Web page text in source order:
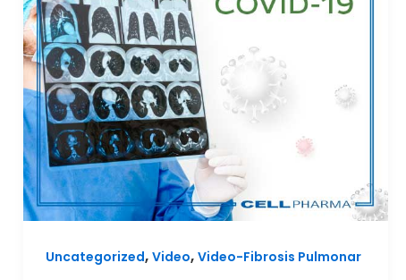
Uncategorized,Video,Video-Fibrosis Pulmonar